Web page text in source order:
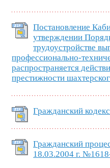
Постановление
утверждении
трудоустройстве
профессионально-
распространяется
престижности
Гражданский
Гражданский
18.03.2004 г.